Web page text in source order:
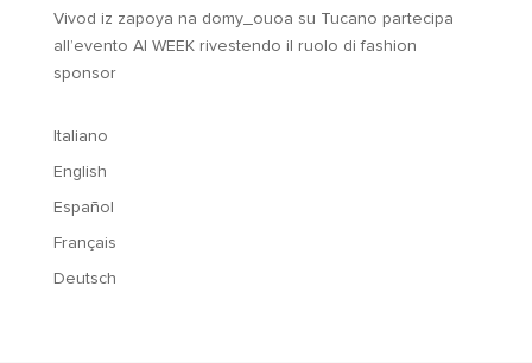
Vivod iz zapoya na domy_ouoa su Tucano partecipa
all’evento AI WEEK rivestendo il ruolo di fashion
sponsor
Italiano
English
Español
Français
Deutsch